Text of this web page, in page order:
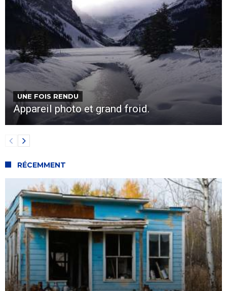
UNE FOIS RENDU
Appareil photo et grand froid.
RÉCEMMENT